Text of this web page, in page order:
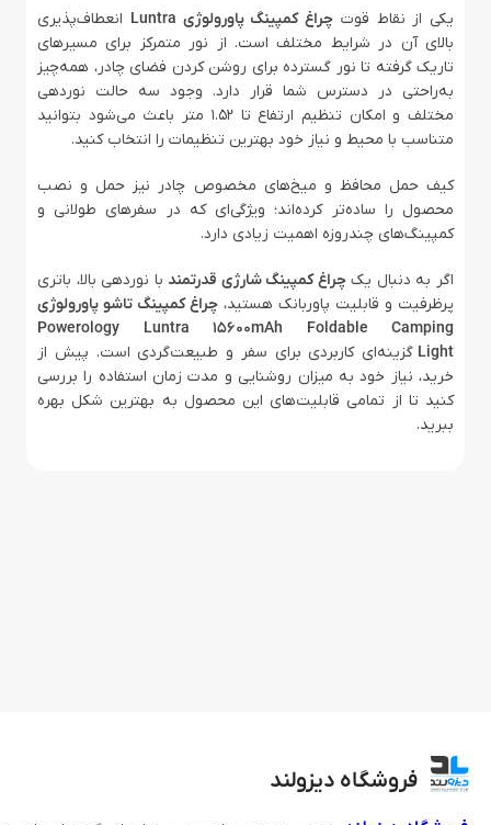
یکی از نقاط قوت چراغ کمپینگ پاورولوژی Luntra
انعطاف‌پذیری
بالای آن در شرایط مختلف است. از نور متمرکز برای مسیرهای
تاریک گرفته تا نور گسترده برای روشن کردن فضای چادر، همه‌چیز
به‌راحتی در دسترس شما قرار دارد. وجود سه حالت نوردهی
مختلف و امکان تنظیم ارتفاع تا 1.52 متر باعث می‌شود بتوانید
متناسب با محیط و نیاز خود بهترین تنظیمات را انتخاب کنید.
کیف حمل محافظ و میخ‌های مخصوص چادر نیز حمل و نصب
محصول را ساده‌تر کرده‌اند؛ ویژگی‌ای که در سفرهای طولانی و
کمپینگ‌های چندروزه اهمیت زیادی دارد.
اگر به دنبال یکچراغ کمپینگ شارژی قدرتمند با نوردهی بالا، باتری
پرظرفیت و قابلیت پاوربانک هستید، چراغ کمپینگ تاشو پاورولوژی
Powerology Luntra 15600mAh Foldable Camping
Light گزینه‌ای کاربردی برای سفر و طبیعت‌گردی است. پیش از
خرید، نیاز خود به میزان روشنایی و مدت زمان استفاده را بررسی
کنید تا از تمامی قابلیت‌های این محصول به بهترین شکل بهره
ببرید.
فروشگاه دیزولند